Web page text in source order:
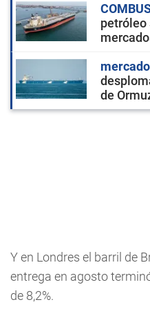
petróleo
de
Y en Londres el barril de
entrega en agosto
de 8,2%.